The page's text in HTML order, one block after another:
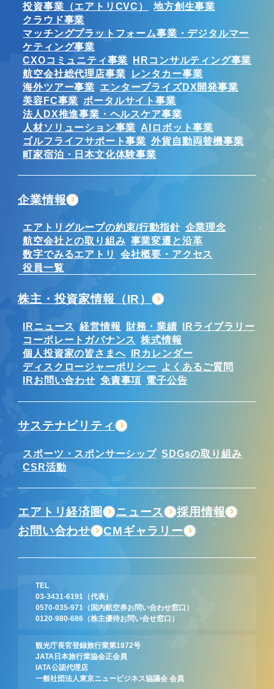
TEL
03-3431-6191
（代表）
0570-035-971
（国内航空券お問い合わせ窓口）
0120-980-686 （株主優待お問い合せ窓口）
観光庁長官登録旅行業第1872号
JATA日本旅行業協会正会員
IATA公認代理店
一般社団法人東京ニュービジネス協議会 会員
投資事業（エアトリCVC）
地方創生事業
クラウド事業
マッチングプラットフォーム事業・デジタルマー
ケティング事業
CXOコミュニティ事業 HRコンサルティング事業
航空会社総代理店事業
レンタカー事業
海外ツアー事業 エンタープライズDX開発事業
美容FC事業 ポータルサイト事業
法人DX推進事業・ヘルスケア事業
人材ソリューション事業 AIロボット事業
ゴルフライフサポート事業 外貨自動両替機事業
町家宿泊・日本文化体験事業
企業情報
エアトリグループの約束/行動指針 企業理念
航空会社との取り組み 事業変遷と沿革
数字でみるエアトリ
会社概要・アクセス
役員一覧
株主・投資家情報（IR）
IRニュース 経営情報 財務・業績
IRライブラリー
コーポレートガバナンス 株式情報
個人投資家の皆さまへ
IRカレンダー
ディスクロージャーポリシー
よくあるご質問
IRお問い合わせ 免責事項 電子公告
サステナビリティ
スポーツ・スポンサーシップ SDGsの取り組み
CSR活動
エアトリ経済圏 ニュース
採用情報
お問い合わせ
CMギャラリー